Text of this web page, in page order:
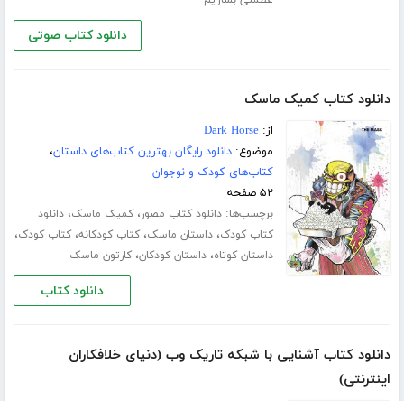
دانلود کتاب صوتی
دانلود کتاب کمیک ماسک
از:Dark Horse
موضوع:دانلود رایگان بهترین کتاب‌های داستان،
کتاب‌های کودک و نوجوان
۵۲ صفحه
برچسب‌ها:دانلود کتاب مصور،کمیک ماسک،دانلود
کتاب کودک،داستان ماسک،کتاب کودکانه،کتاب کودک،
داستان کوتاه،داستان کودکان،کارتون ماسک
دانلود کتاب
دانلود کتاب آشنایی با شبکه تاریک وب (دنیای خلافکاران
اینترنتی)